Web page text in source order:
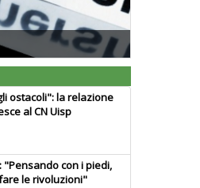
ostacoli": la relazione
al CN Uisp
"Pensando con i piedi,
le rivoluzioni"